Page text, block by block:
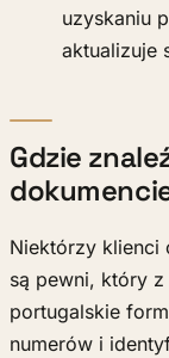
uzyskaniu
aktualizuje
Gdzie
Niektórzy klienci
są pewni, który
portugalskie
numerów i